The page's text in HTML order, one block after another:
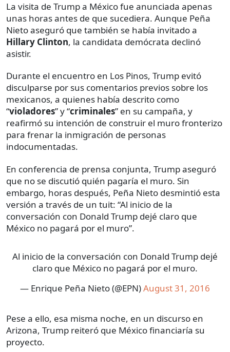
La visita de Trump a México fue anunciada apenas
unas horas antes de que sucediera. Aunque Peña
Nieto aseguró que también se había invitado a
Hillary Clinton, la candidata demócrata declinó
asistir.
Durante el encuentro en Los Pinos, Trump evitó
disculparse por sus comentarios previos sobre los
mexicanos, a quienes había descrito como
“violadores” y “criminales” en su campaña, y
reafirmó su intención de construir el muro fronterizo
para frenar la inmigración de personas
indocumentadas.
En conferencia de prensa conjunta, Trump aseguró
que no se discutió quién pagaría el muro. Sin
embargo, horas después, Peña Nieto desmintió esta
versión a través de un tuit: “Al inicio de la
conversación con Donald Trump dejé claro que
México no pagará por el muro”.
Al inicio de la conversación con Donald Trump dejé
claro que México no pagará por el muro.
— Enrique Peña Nieto (@EPN)August 31, 2016
Pese a ello, esa misma noche, en un discurso en
Arizona, Trump reiteró que México financiaría su
proyecto.